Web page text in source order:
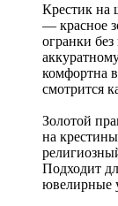
Крестик на
— красное
огранки
комфортна
смотрится
Золотой
на
Подходит
ювелирные